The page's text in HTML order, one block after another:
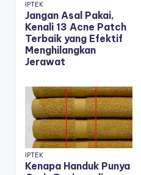
IPTEK
Jangan Asal Pakai,
Kenali 13 Acne Patch
Terbaik yang Efektif
Menghilangkan
Jerawat
IPTEK
Kenapa Handuk Punya